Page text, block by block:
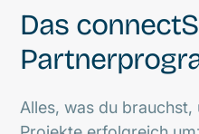
Das
Alles, was du